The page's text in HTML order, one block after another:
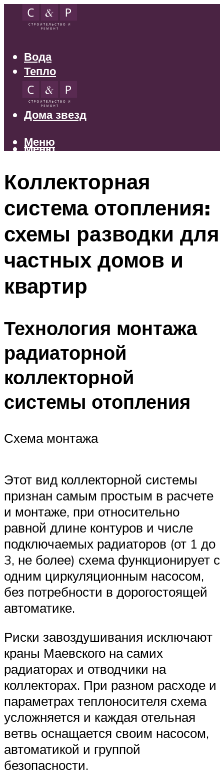
Вода
Тепло
Электрика
Свет
Дома звезд
Меню
Меню
Коллекторная
система отопления:
схемы разводки для
частных домов и
квартир
Технология монтажа
радиаторной
коллекторной
системы отопления
Схема монтажа
Этот вид коллекторной системы
признан самым простым в расчете
и монтаже, при относительно
равной длине контуров и числе
подключаемых радиаторов (от 1 до
3, не более) схема функционирует с
одним циркуляционным насосом,
без потребности в дорогостоящей
автоматике.
Риски завоздушивания исключают
краны Маевского на самих
радиаторах и отводчики на
коллекторах. При разном расходе и
параметрах теплоносителя схема
усложняется и каждая отельная
ветвь оснащается своим насосом,
автоматикой и группой
безопасности.